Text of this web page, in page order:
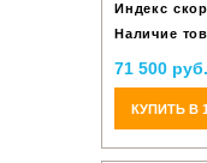
Индекс
Наличие
71 500
КУПИТЬ В